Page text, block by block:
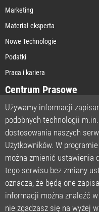
Marketing
Materiał eksperta
Nowe Technologie
Podatki
Praca i kariera
Centrum Prasowe
STRONA GŁÓWNA
O NAS
POLITYKA PRYWATNOŚCI
REGULAMIN
LICENCJA
REJESTRACJA
Używamy informacji
podobnych technologii
dostosowania naszych
Użytkowników. W
można zmienić ustawienia
tego serwisu bez zmiany
oznacza, że będą one
informacji można znaleźć
nie zgadzasz się na wyżej